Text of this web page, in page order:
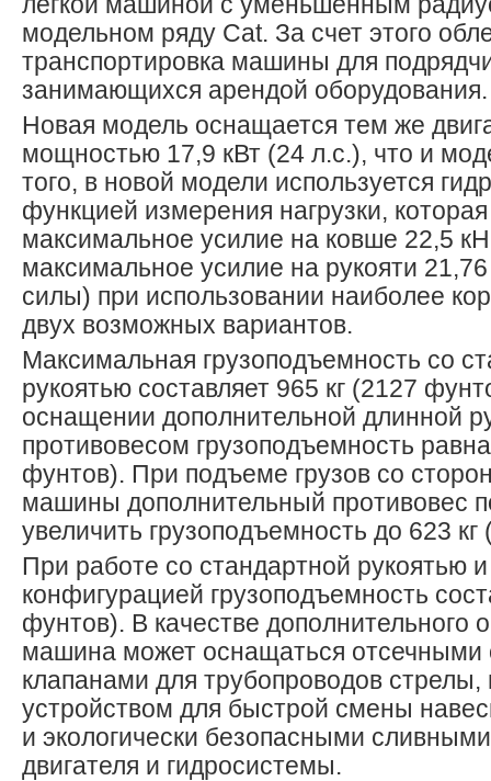
модельном ряду Cat. За счет этого
транспортировка машины для
занимающихся арендой оборудования.
Новая модель оснащается тем же
мощностью 17,9 кВт (24 л.с.), что и
того, в новой модели используется
функцией измерения нагрузки,
максимальное усилие на ковше 22,5
максимальное усилие на рукояти
силы) при использовании наиболее
двух возможных вариантов.
Максимальная грузоподъемность со
рукоятью составляет 965 кг (2127
оснащении дополнительной длинной
противовесом грузоподъемность
фунтов). При подъеме грузов со
машины дополнительный противовес
увеличить грузоподъемность до 623
При работе со стандартной рукоятью
конфигурацией грузоподъемность
фунтов). В качестве дополнительного
машина может оснащаться
клапанами для трубопроводов
устройством для быстрой смены
и экологически безопасными
двигателя и гидросистемы.